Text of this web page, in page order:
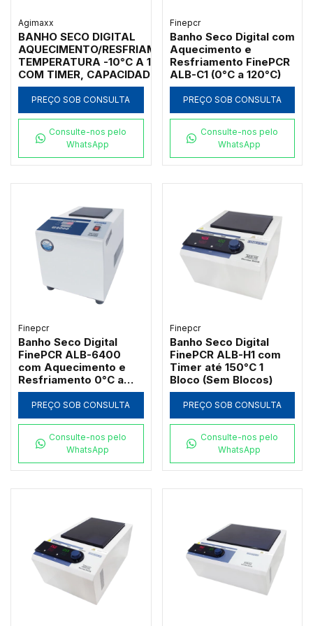
Agimaxx
BANHO SECO DIGITAL
AQUECIMENTO/RESFRIAMENTO,
TEMPERATURA -10°C A 100°C,
COM TIMER, CAPACIDADE PARA
1 BLOCO, ACEITA
MICROPLACAS ELISA/PCR,
MACROTUBOS E MICROTUBOS
PREÇO SOB CONSULTA
Consulte-nos pelo
WhatsApp
Finepcr
Banho Seco Digital com
Aquecimento e
Resfriamento FinePCR
ALB-C1 (0°C a 120°C)
PREÇO SOB CONSULTA
Consulte-nos pelo
WhatsApp
Finepcr
Banho Seco Digital
FinePCR ALB-6400
com Aquecimento e
Resfriamento 0°C a
120°C
PREÇO SOB CONSULTA
Consulte-nos pelo
WhatsApp
Finepcr
Banho Seco Digital
FinePCR ALB-H1 com
Timer até 150°C 1
Bloco (Sem Blocos)
PREÇO SOB CONSULTA
Consulte-nos pelo
WhatsApp